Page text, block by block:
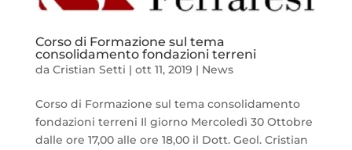
Corso di Formazione sul tema
consolidamento fondazioni terreni
da Cristian Setti | ott 11, 2019 | News
Corso di Formazione sul tema consolidamento
fondazioni terreni Il giorno Mercoledì 30 Ottobre
dalle ore 17,00 alle ore 18,00 il Dott. Geol. Cristian